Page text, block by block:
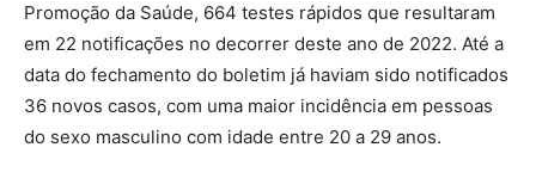
Promoção da Saúde, 664 testes rápidos que resultaram
em 22 notificações no decorrer deste ano de 2022. Até a
data do fechamento do boletim já haviam sido notificados
36 novos casos, com uma maior incidência em pessoas
do sexo masculino com idade entre 20 a 29 anos.